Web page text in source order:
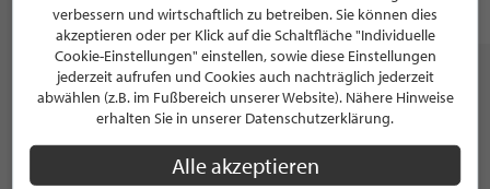
Zürich
NEWSLETTER
Bleiben Sie immer UP TO DATE! Melden Sie sich jetzt für
verbessern und wirtschaftlich zu betreiben. Sie können dies
akzeptieren oder per Klick auf die Schaltfläche "Individuelle
Cookie-Einstellungen" einstellen, sowie diese Einstellungen
jederzeit aufrufen und Cookies auch nachträglich jederzeit
abwählen (z.B. im Fußbereich unserer Website). Nähere Hinweise
erhalten Sie in unserer Datenschutzerklärung.
Alle akzeptieren